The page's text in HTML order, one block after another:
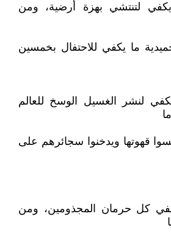
لتنتشي بهزة أرضية، ومن
ما يكفي للاحتفال بخمسين
لنشر الغسيل الوسخ للعالم
قهوتها ويدخنوا سجائرهم على
كل حرمان المجذومين، ومن